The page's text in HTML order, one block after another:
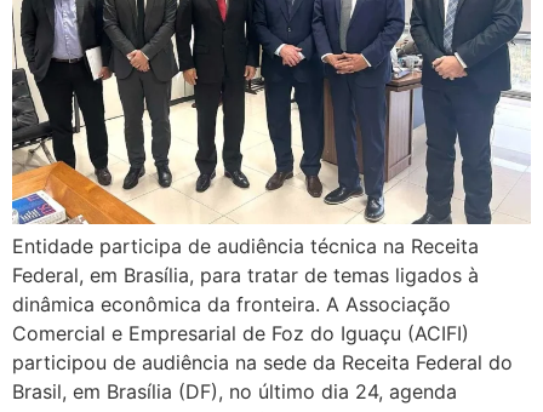
Entidade participa de audiência técnica na Receita
Federal, em Brasília, para tratar de temas ligados à
dinâmica econômica da fronteira. A Associação
Comercial e Empresarial de Foz do Iguaçu (ACIFI)
participou de audiência na sede da Receita Federal do
Brasil, em Brasília (DF), no último dia 24, agenda